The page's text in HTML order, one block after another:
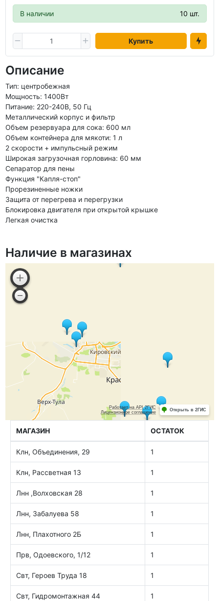
В наличии 10 шт.
Купить
Описание
Тип: центробежная
Мощность: 1400Вт
Питание: 220-240В, 50 Гц
Металлический корпус и фильтр
Объем резервуара для сока: 600 мл
Объем контейнера для мякоти: 1 л
2 скорости + импульсный режим
Широкая загрузочная горловина: 60 мм
Сепаратор для пены
Функция "Капля-стоп"
Прорезиненные ножки
Защита от перегрева и перегрузки
Блокировка двигателя при открытой крышке
Легкая очистка
Наличие в магазинах
МАГАЗИН ОСТАТОК
Клн, Объединения, 29 1
Клн, Рассветная 13 1
Лнн ,Волховская 28 1
Лнн, Забалуева 58 1
Лнн, Плахотного 2Б 1
Прв, Одоевского, 1/12 1
Свт, Героев Труда 18 1
Свт, Гидромонтажная 44 1